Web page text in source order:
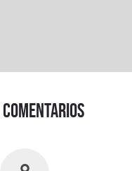
Comentarios